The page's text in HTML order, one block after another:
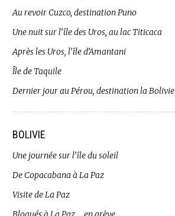
Au revoir Cuzco, destination Puno
Une nuit sur l’île des Uros, au lac Titicaca
Après les Uros, l’île d’Amantani
Île de Taquile
Dernier jour au Pérou, destination la Bolivie
BOLIVIE
Une journée sur l’île du soleil
De Copacabana à La Paz
Visite de La Paz